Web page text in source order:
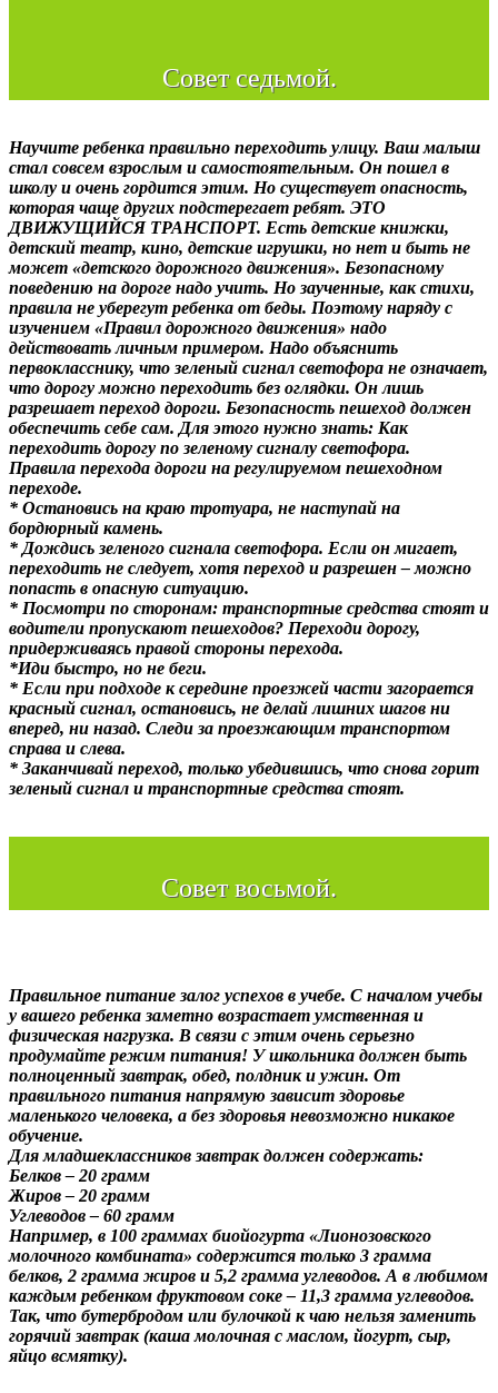
Совет седьмой.
Научите ребенка правильно переходить улицу. Ваш малыш
стал совсем взрослым и самостоятельным. Он пошел в
школу и очень гордится этим. Но существует опасность,
которая чаще других подстерегает ребят. ЭТО
ДВИЖУЩИЙСЯ ТРАНСПОРТ. Есть детские книжки,
детский театр, кино, детские игрушки, но нет и быть не
может «детского дорожного движения». Безопасному
поведению на дороге надо учить. Но заученные, как стихи,
правила не уберегут ребенка от беды. Поэтому наряду с
изучением «Правил дорожного движения» надо
действовать личным примером. Надо объяснить
первокласснику, что зеленый сигнал светофора не означает,
что дорогу можно переходить без оглядки. Он лишь
разрешает переход дороги. Безопасность пешеход должен
обеспечить себе сам. Для этого нужно знать: Как
переходить дорогу по зеленому сигналу светофора.
Правила перехода дороги на регулируемом пешеходном
переходе.
* Остановись на краю тротуара, не наступай на
бордюрный камень.
* Дождись зеленого сигнала светофора. Если он мигает,
переходить не следует, хотя переход и разрешен – можно
попасть в опасную ситуацию.
* Посмотри по сторонам: транспортные средства стоят и
водители пропускают пешеходов? Переходи дорогу,
придерживаясь правой стороны перехода.
*Иди быстро, но не беги.
* Если при подходе к середине проезжей части загорается
красный сигнал, остановись, не делай лишних шагов ни
вперед, ни назад. Следи за проезжающим транспортом
справа и слева.
* Заканчивай переход, только убедившись, что снова горит
зеленый сигнал и транспортные средства стоят.
Совет восьмой.
Правильное питание залог успехов в учебе. С началом учебы
у вашего ребенка заметно возрастает умственная и
физическая нагрузка. В связи с этим очень серьезно
продумайте режим питания! У школьника должен быть
полноценный завтрак, обед, полдник и ужин. От
правильного питания напрямую зависит здоровье
маленького человека, а без здоровья невозможно никакое
обучение.
Для младшеклассников завтрак должен содержать:
Белков – 20 грамм
Жиров – 20 грамм
Углеводов – 60 грамм
Например, в 100 граммах биойогурта «Лионозовского
молочного комбината» содержится только 3 грамма
белков, 2 грамма жиров и 5,2 грамма углеводов. А в любимом
каждым ребенком фруктовом соке – 11,3 грамма углеводов.
Так, что бутербродом или булочкой к чаю нельзя заменить
горячий завтрак (каша молочная с маслом, йогурт, сыр,
яйцо всмятку).